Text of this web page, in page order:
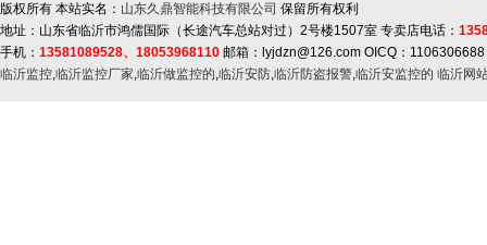
版权所有 本站实名： 山东久鼎智能科技有限公司 保留所有权利
地址：山东省临沂市鸿儒国际（长途汽车总站对过）2号楼1507室 专卖店电话：
手机： 13581089528、18053968110 邮箱：lyjdzn@126.com OICQ：1106306688
临沂监控,临沂监控厂家,临沂做监控的,临沂安防,临沂防盗报警,临沂安监控的 临沂网